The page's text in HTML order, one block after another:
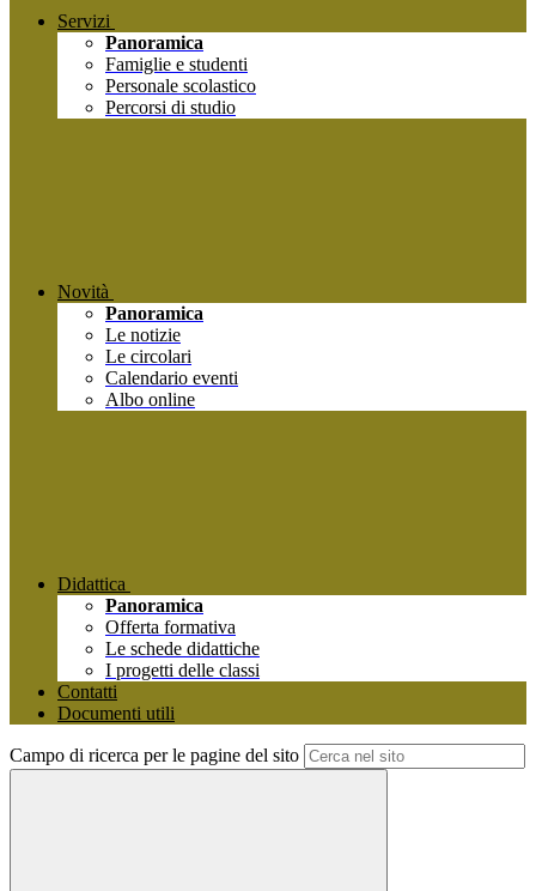
Servizi
Panoramica
Famiglie e studenti
Personale scolastico
Percorsi di studio
Novità
Panoramica
Le notizie
Le circolari
Calendario eventi
Albo online
Didattica
Panoramica
Offerta formativa
Le schede didattiche
I progetti delle classi
Contatti
Documenti utili
Campo di ricerca per le pagine del sito